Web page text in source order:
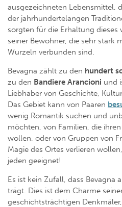
ausgezeichneten Lebensmittel,
der jahrhundertelangen
sorgten für die Erhaltung dieses
seiner Bewohner, die sehr stark
Wurzeln verbunden sind.
Bevagna zählt zu den hundert
zu den Bandiere Arancioni und
Liebhaber von Geschichte,
Das Gebiet kann von Paaren
wenig Romantik suchen und
möchten, von Familien, die
wollen, oder von Gruppen von
Magie des Ortes verlieren
jeden geeignet!
Es ist kein Zufall, dass Bevagna
trägt. Dies ist dem Charme
geschichtsträchtigen